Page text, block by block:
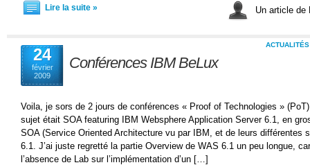
Lire la suite » Un article
24
février
2009
Conférences IBM BeLux
Voila, je sors de 2 jours de conférences « Proof of Technologies »
sujet était SOA featuring IBM Websphere Application Server 6.1, en
SOA (Service Oriented Architecture vu par IBM, et de leurs différentes
6.1. J’ai juste regretté la partie Overview de WAS 6.1 un peu longue,
l’absence de Lab sur l’implémentation d’un […]